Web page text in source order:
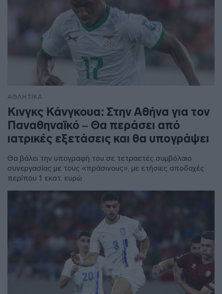
ΑΘΛΗΤΙΚΑ
Κινγκς Κάνγκουα: Στην Αθήνα για τον
Παναθηναϊκό – Θα περάσει από
ιατρικές εξετάσεις και θα υπογράψει
Θα βάλει την υπογραφή του σε τετραετές συμβόλαιο
συνεργασίας με τους «πράσινους», με ετήσιες αποδοχές
περίπου 1 εκατ. ευρώ